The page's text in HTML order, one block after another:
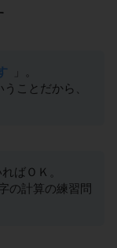
ことだから、
ばＯＫ。
の計算の練習問